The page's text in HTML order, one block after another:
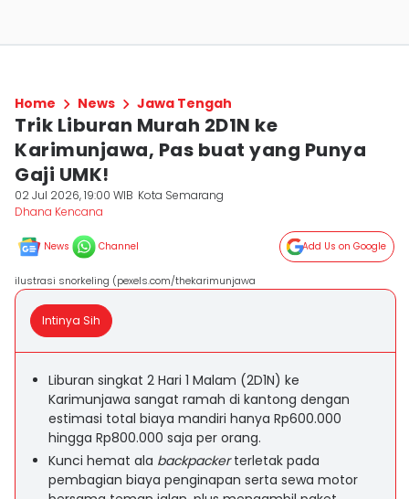
Home News Jawa Tengah
Trik Liburan Murah 2D1N ke
Karimunjawa, Pas buat yang Punya
Gaji UMK!
02 Jul 2026, 19:00 WIB Kota Semarang
Dhana Kencana
News Channel Add Us on Google
ilustrasi snorkeling (pexels.com/thekarimunjawa
Intinya Sih
Liburan singkat 2 Hari 1 Malam (2D1N) ke
Karimunjawa sangat ramah di kantong dengan
estimasi total biaya mandiri hanya Rp600.000
hingga Rp800.000 saja per orang.
Kunci hemat ala backpackerterletak pada
pembagian biaya penginapan serta sewa motor